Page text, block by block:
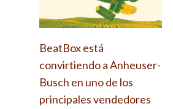
BeatBox está
convirtiendo a Anheuser-
Busch en uno de los
principales vendedores